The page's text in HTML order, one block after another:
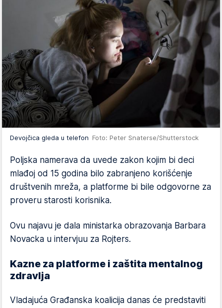
Devojčica gleda u telefon Foto: Peter Snaterse/Shutterstock
Poljska namerava da uvede zakon kojim bi deci
mlađoj od 15 godina bilo zabranjeno korišćenje
društvenih mreža, a platforme bi bile odgovorne za
proveru starosti korisnika.
Ovu najavu je dala ministarka obrazovanja Barbara
Novacka u intervjuu za Rojters.
Kazne za platforme i zaštita mentalnog
zdravlja
Vladajuća Građanska koalicija danas će predstaviti